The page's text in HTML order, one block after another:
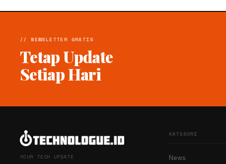
// NEWSLETTER GRATIS
Tetap Update
Setiap Hari
YOUR TECH UPDATE
KATEGORI
News